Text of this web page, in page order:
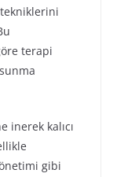
terapi
inerek kalıcı
gibi